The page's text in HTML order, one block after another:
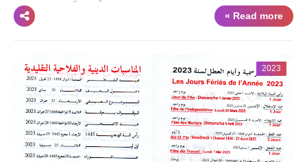
Read more »
2023